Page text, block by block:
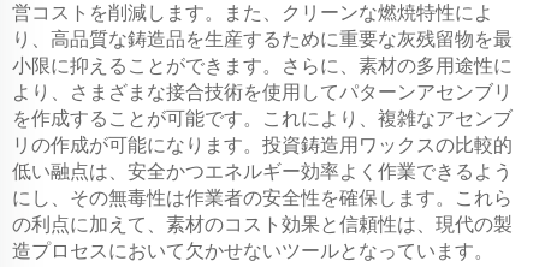
営コストを削減します。また、クリーンな燃焼特性によ
り、高品質な鋳造品を生産するために重要な灰残留物を最
小限に抑えることができます。さらに、素材の多用途性に
より、さまざまな接合技術を使用してパターンアセンブリ
を作成することが可能です。これにより、複雑なアセンブ
リの作成が可能になります。投資鋳造用ワックスの比較的
低い融点は、安全かつエネルギー効率よく作業できるよう
にし、その無毒性は作業者の安全性を確保します。これら
の利点に加えて、素材のコスト効果と信頼性は、現代の製
造プロセスにおいて欠かせないツールとなっています。